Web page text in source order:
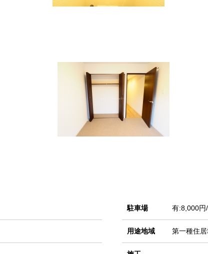
駐車場 有:8,000円/
用途地域 第一種住